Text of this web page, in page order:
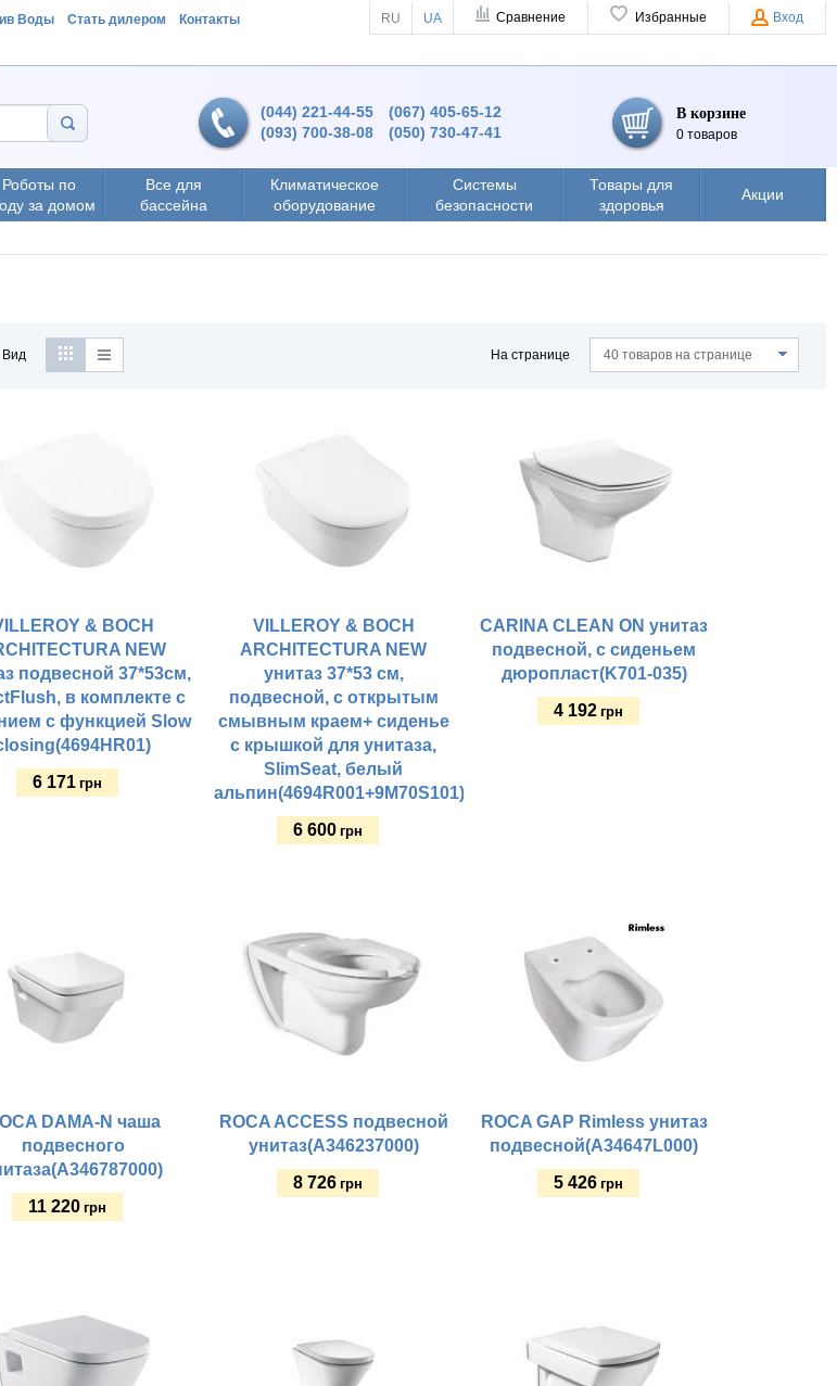
Воды Стать дилером Контакты RU UA Сравнение Избранные Вход
(044) 221-44-55
(093) 700-38-08
(067) 405-65-12
(050) 730-47-41
В корзине
0 товаров
Роботы по
за домом
Все для
бассейна
Климатическое
оборудование
Системы
безопасности
Товары для
здоровья
Акции
Вид На странице 40 товаров на странице
& BOCH
NEW
подвесной 37*53см,
в комплекте с
с функцией Slow
6 171 грн
VILLEROY & BOCH
ARCHITECTURA NEW
унитаз 37*53 см,
подвесной, с открытым
смывным краем+ сиденье
с крышкой для унитаза,
SlimSeat, белый
альпин(4694R001+9M70S101)
6 600 грн
CARINA CLEAN ON унитаз
подвесной, с сиденьем
дюропласт(K701-035)
4 192 грн
DAMA-N чаша
подвесного
11 220 грн
ROCA ACCESS подвесной
унитаз(A346237000)
8 726 грн
ROCA GAP Rimless унитаз
подвесной(A34647L000)
5 426 грн